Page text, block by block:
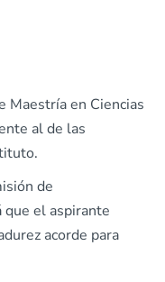
Maestría en Ciencias
al de las
de
que el aspirante
acorde para